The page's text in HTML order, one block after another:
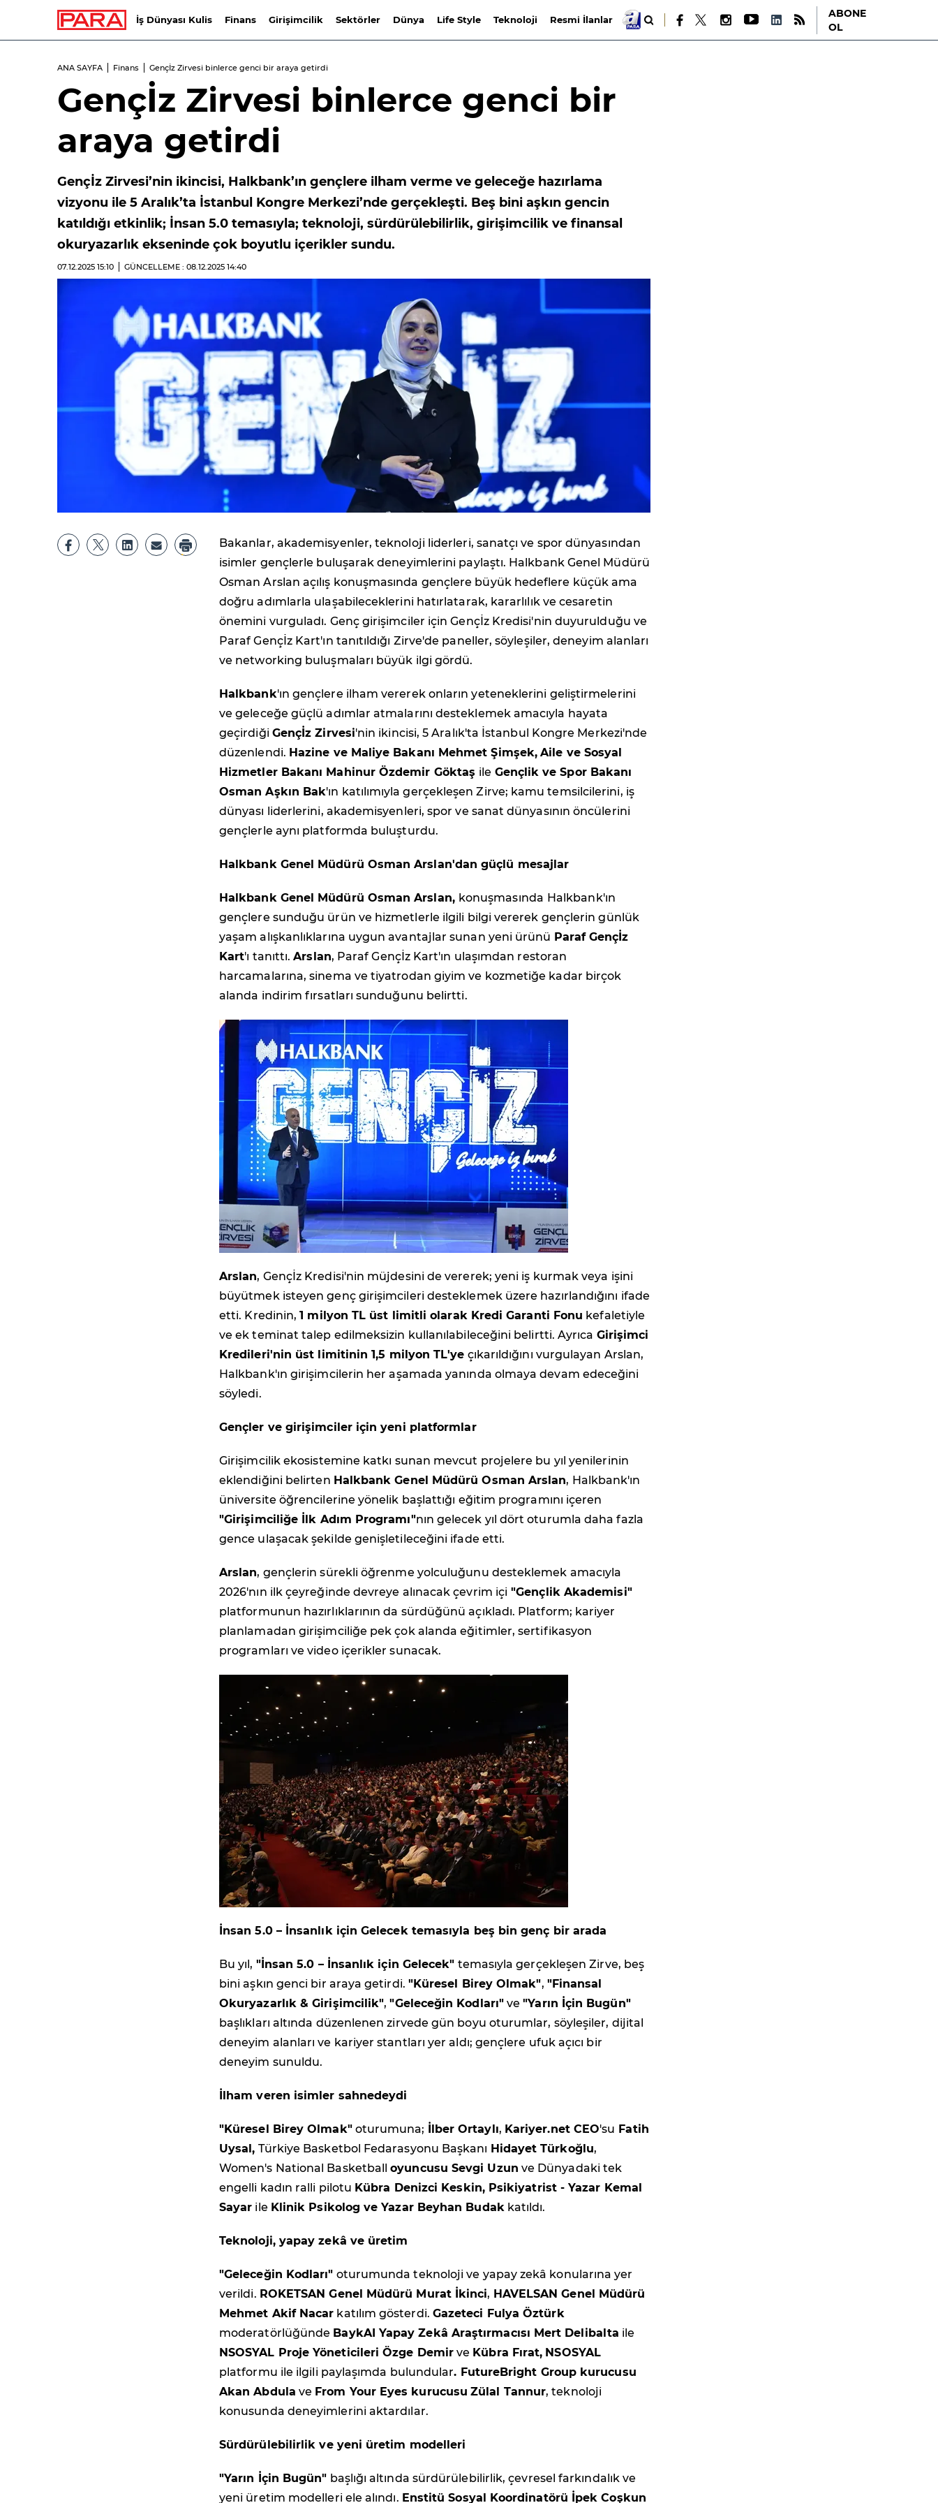
İş Dünyası Kulis Finans Girişimcilik Sektörler Dünya Life Style Teknoloji Resmi İlanlar
ABONE
OL
ANA SAYFA Finans Gençİz Zirvesi binlerce genci bir araya getirdi
Gençİz Zirvesi binlerce genci bir
araya getirdi
Gençİz Zirvesi’nin ikincisi, Halkbank’ın gençlere ilham verme ve geleceğe hazırlama
vizyonu ile 5 Aralık’ta İstanbul Kongre Merkezi’nde gerçekleşti. Beş bini aşkın gencin
katıldığı etkinlik; İnsan 5.0 temasıyla; teknoloji, sürdürülebilirlik, girişimcilik ve finansal
okuryazarlık ekseninde çok boyutlu içerikler sundu.
07.12.2025 15:10 GÜNCELLEME : 08.12.2025 14:40
Bakanlar, akademisyenler, teknoloji liderleri, sanatçı ve spor dünyasından
isimler gençlerle buluşarak deneyimlerini paylaştı. Halkbank Genel Müdürü
Osman Arslan açılış konuşmasında gençlere büyük hedeflere küçük ama
doğru adımlarla ulaşabileceklerini hatırlatarak, kararlılık ve cesaretin
önemini vurguladı. Genç girişimciler için Gençİz Kredisi'nin duyurulduğu ve
Paraf Gençİz Kart'ın tanıtıldığı Zirve'de paneller, söyleşiler, deneyim alanları
ve networking buluşmaları büyük ilgi gördü.
Halkbank'ın gençlere ilham vererek onların yeteneklerini geliştirmelerini
ve geleceğe güçlü adımlar atmalarını desteklemek amacıyla hayata
geçirdiği Gençİz Zirvesi'nin ikincisi, 5 Aralık'ta İstanbul Kongre Merkezi'nde
düzenlendi. Hazine ve Maliye Bakanı Mehmet Şimşek, Aile ve Sosyal
Hizmetler Bakanı Mahinur Özdemir Göktaş ile Gençlik ve Spor Bakanı
Osman Aşkın Bak'ın katılımıyla gerçekleşen Zirve; kamu temsilcilerini, iş
dünyası liderlerini, akademisyenleri, spor ve sanat dünyasının öncülerini
gençlerle aynı platformda buluşturdu.
Halkbank Genel Müdürü Osman Arslan'dan güçlü mesajlar
Halkbank Genel Müdürü Osman Arslan, konuşmasında Halkbank'ın
gençlere sunduğu ürün ve hizmetlerle ilgili bilgi vererek gençlerin günlük
yaşam alışkanlıklarına uygun avantajlar sunan yeni ürünü Paraf Gençİz
Kart'ı tanıttı.Arslan, Paraf Gençİz Kart'ın ulaşımdan restoran
harcamalarına, sinema ve tiyatrodan giyim ve kozmetiğe kadar birçok
alanda indirim fırsatları sunduğunu belirtti.
Arslan, Gençİz Kredisi'nin müjdesini de vererek; yeni iş kurmak veya işini
büyütmek isteyen genç girişimcileri desteklemek üzere hazırlandığını ifade
etti. Kredinin,1 milyon TL üst limitli olarak Kredi Garanti Fonu kefaletiyle
ve ek teminat talep edilmeksizin kullanılabileceğini belirtti. Ayrıca Girişimci
Kredileri'nin üst limitinin 1,5 milyon TL'ye çıkarıldığını vurgulayan Arslan,
Halkbank'ın girişimcilerin her aşamada yanında olmaya devam edeceğini
söyledi.
Gençler ve girişimciler için yeni platformlar
Girişimcilik ekosistemine katkı sunan mevcut projelere bu yıl yenilerinin
eklendiğini belirten Halkbank Genel Müdürü Osman Arslan, Halkbank'ın
üniversite öğrencilerine yönelik başlattığı eğitim programını içeren
"Girişimciliğe İlk Adım Programı"nın gelecek yıl dört oturumla daha fazla
gence ulaşacak şekilde genişletileceğini ifade etti.
Arslan, gençlerin sürekli öğrenme yolculuğunu desteklemek amacıyla
2026'nın ilk çeyreğinde devreye alınacak çevrim içi "Gençlik Akademisi"
platformunun hazırlıklarının da sürdüğünü açıkladı. Platform; kariyer
planlamadan girişimciliğe pek çok alanda eğitimler, sertifikasyon
programları ve video içerikler sunacak.
İnsan 5.0 – İnsanlık için Gelecek temasıyla beş bin genç bir arada
Bu yıl, "İnsan 5.0 – İnsanlık için Gelecek" temasıyla gerçekleşen Zirve, beş
bini aşkın genci bir araya getirdi. "Küresel Birey Olmak", "Finansal
Okuryazarlık & Girişimcilik","Geleceğin Kodları"ve"Yarın İçin Bugün"
başlıkları altında düzenlenen zirvede gün boyu oturumlar, söyleşiler, dijital
deneyim alanları ve kariyer stantları yer aldı; gençlere ufuk açıcı bir
deneyim sunuldu.
İlham veren isimler sahnedeydi
"Küresel Birey Olmak"oturumuna; İlber Ortaylı, Kariyer.net CEO'su Fatih
Uysal, Türkiye Basketbol Fedarasyonu Başkanı Hidayet Türkoğlu,
Women's National Basketballoyuncusu Sevgi Uzun ve Dünyadaki tek
engelli kadın ralli pilotu Kübra Denizci Keskin, Psikiyatrist - Yazar Kemal
Sayar ile Klinik Psikolog ve Yazar Beyhan Budakkatıldı.
Teknoloji, yapay zekâ ve üretim
"Geleceğin Kodları" oturumunda teknoloji ve yapay zekâ konularına yer
verildi. ROKETSAN Genel Müdürü Murat İkinci, HAVELSAN Genel Müdürü
Mehmet Akif Nacar katılım gösterdi. Gazeteci Fulya Öztürk
moderatörlüğünde BaykAI Yapay Zekâ Araştırmacısı Mert Delibalta ile
NSOSYAL Proje Yöneticileri Özge Demirve Kübra Fırat, NSOSYAL
platformu ile ilgili paylaşımda bulundular. FutureBright Group kurucusu
Akan Abdula ve From Your Eyes kurucusu Zülal Tannur, teknoloji
konusunda deneyimlerini aktardılar.
Sürdürülebilirlik ve yeni üretim modelleri
"Yarın İçin Bugün" başlığı altında sürdürülebilirlik, çevresel farkındalık ve
yeni üretim modelleri ele alındı. Enstitü Sosyal Koordinatörü İpek Coşkun